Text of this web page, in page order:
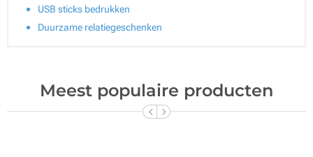
USB sticks bedrukken
Duurzame relatiegeschenken
Meest populaire producten